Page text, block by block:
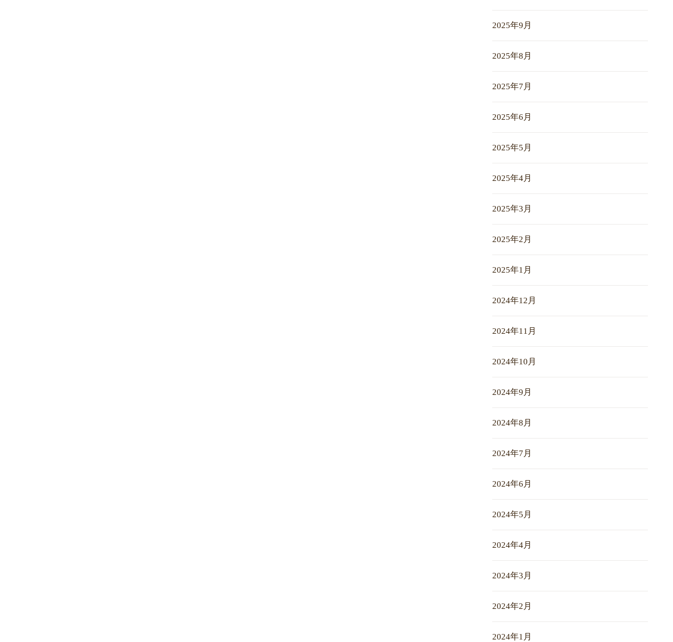
2025年9月
2025年8月
2025年7月
2025年6月
2025年5月
2025年4月
2025年3月
2025年2月
2025年1月
2024年12月
2024年11月
2024年10月
2024年9月
2024年8月
2024年7月
2024年6月
2024年5月
2024年4月
2024年3月
2024年2月
2024年1月